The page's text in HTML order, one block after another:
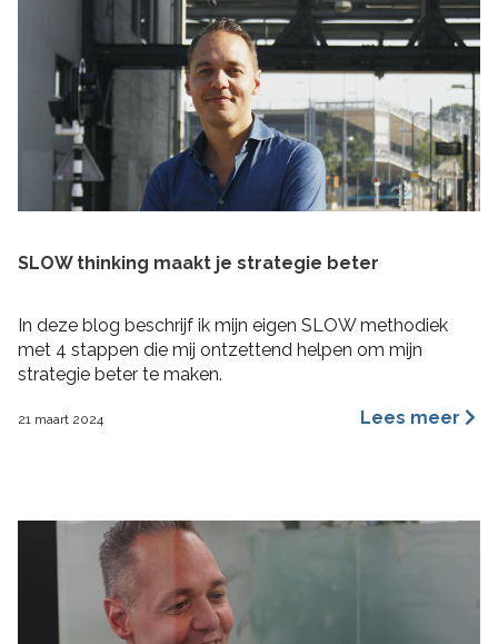
SLOW thinking maakt je strategie beter
In deze blog beschrijf ik mijn eigen SLOW methodiek
met 4 stappen die mij ontzettend helpen om mijn
strategie beter te maken.
21 maart 2024 Lees meer